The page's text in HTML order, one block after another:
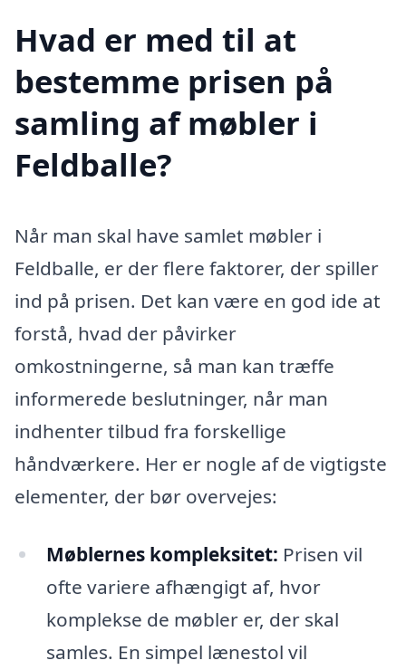
Hvad er med til at
bestemme prisen på
samling af møbler i
Feldballe?
Når man skal have samlet møbler i
Feldballe, er der flere faktorer, der spiller
ind på prisen. Det kan være en god ide at
forstå, hvad der påvirker
omkostningerne, så man kan træffe
informerede beslutninger, når man
indhenter tilbud fra forskellige
håndværkere. Her er nogle af de vigtigste
elementer, der bør overvejes:
Møblernes kompleksitet: Prisen vil
ofte variere afhængigt af, hvor
komplekse de møbler er, der skal
samles. En simpel lænestol vil